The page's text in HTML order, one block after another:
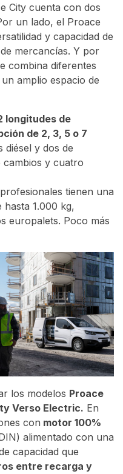
City cuenta con dos
un lado, el Proace
y capacidad de
mercancías. Y por
combina diferentes
amplio espacio de
longitudes de
de 2, 3, 5 o 7
diésel y dos de
cambios y cuatro
tienen una
hasta 1.000 kg,
europalets. Poco más
los modelos Proace
Verso Electric. En
con motor 100%
alimentado con una
capacidad que
entre recarga y